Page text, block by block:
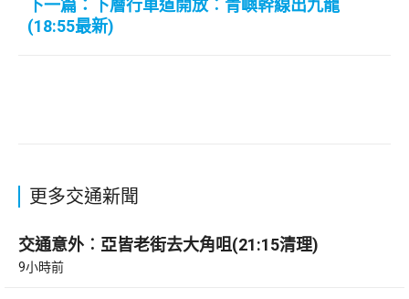
下一篇：下層行車道開放︰青嶼幹線出九龍
(18:55最新)
更多交通新聞
交通意外︰亞皆老街去大角咀(21:15清理)
9小時前